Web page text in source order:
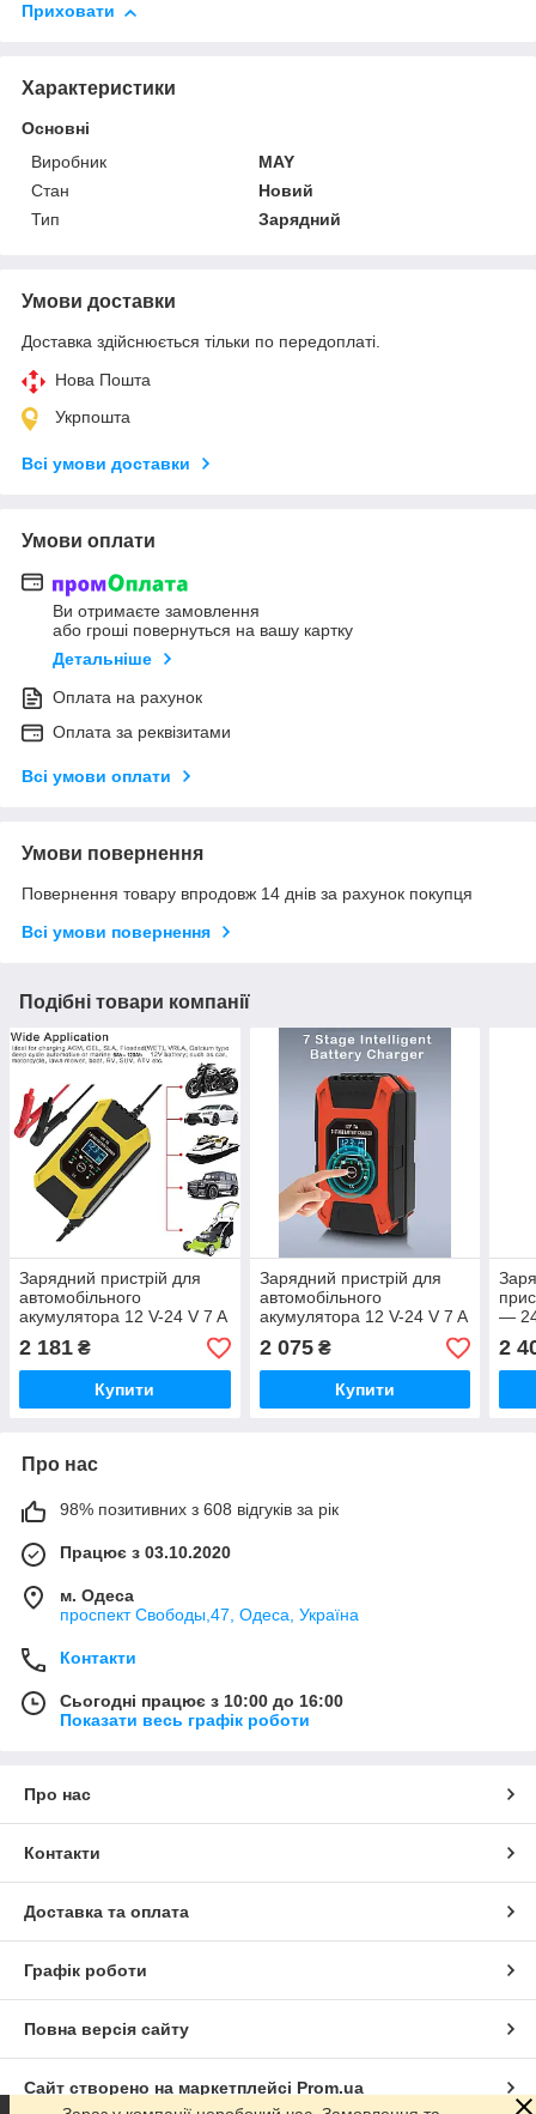
Приховати
Характеристики
Основні
Виробник
MAY
Стан
Новий
Тип
Зарядний
Умови доставки
Доставка здійснюється тільки по передоплаті.
Нова Пошта
Укрпошта
Всі умови доставки
Умови оплати
Ви отримаєте замовлення
або гроші повернуться на вашу картку
Детальніше
Оплата на рахунок
Оплата за реквізитами
Всі умови оплати
Умови повернення
Повернення товару впродовж 14 днів за рахунок покупця
Всі умови повернення
Подібні товари компанії
Зарядний пристрій для
автомобільного
акумулятора 12 V-24 V 7 A
FOXSUR Version 7.0 для
будь-якого типу
акумуляторо
2 181 ₴
Купити
Зарядний пристрій для
автомобільного
акумулятора 12 V-24 V 7 A
FOXSUR Version 7.0 для
будь-якого типу
акумуляторо
2 075₴
Купити
— 24
2
Про нас
98% позитивних з 608 відгуків за рік
Працює з 03.10.2020
м. Одеса
проспект Свободы,47, Одеса, Україна
Контакти
Сьогодні працює з 10:00 до 16:00
Показати весь графік роботи
Про нас
Контакти
Доставка та оплата
Графік роботи
Повна версія сайту
Сайт створено на маркетплейсі Prom.ua